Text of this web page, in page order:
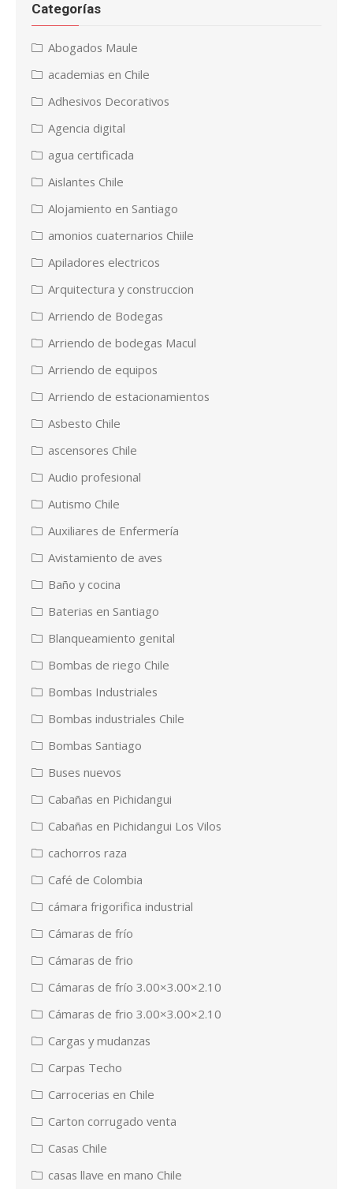
Categorías
Abogados Maule
academias en Chile
Adhesivos Decorativos
Agencia digital
agua certificada
Aislantes Chile
Alojamiento en Santiago
amonios cuaternarios Chiile
Apiladores electricos
Arquitectura y construccion
Arriendo de Bodegas
Arriendo de bodegas Macul
Arriendo de equipos
Arriendo de estacionamientos
Asbesto Chile
ascensores Chile
Audio profesional
Autismo Chile
Auxiliares de Enfermería
Avistamiento de aves
Baño y cocina
Baterias en Santiago
Blanqueamiento genital
Bombas de riego Chile
Bombas Industriales
Bombas industriales Chile
Bombas Santiago
Buses nuevos
Cabañas en Pichidangui
Cabañas en Pichidangui Los Vilos
cachorros raza
Café de Colombia
cámara frigorifica industrial
Cámaras de frío
Cámaras de frio
Cámaras de frío 3.00×3.00×2.10
Cámaras de frio 3.00×3.00×2.10
Cargas y mudanzas
Carpas Techo
Carrocerias en Chile
Carton corrugado venta
Casas Chile
casas llave en mano Chile